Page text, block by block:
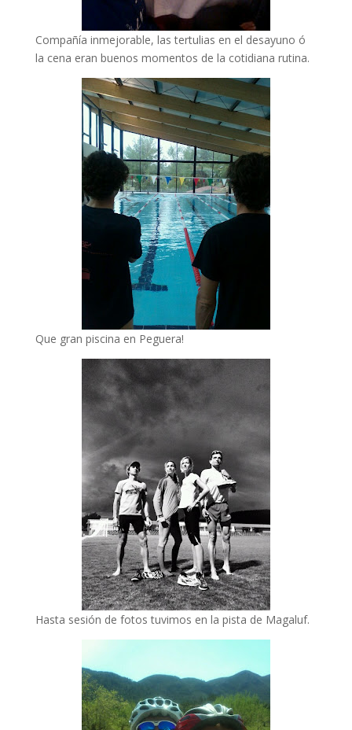
Compañía inmejorable, las tertulias en el desayuno ó
la cena eran buenos momentos de la cotidiana rutina.
Que gran piscina en Peguera!
Hasta sesión de fotos tuvimos en la pista de Magaluf.